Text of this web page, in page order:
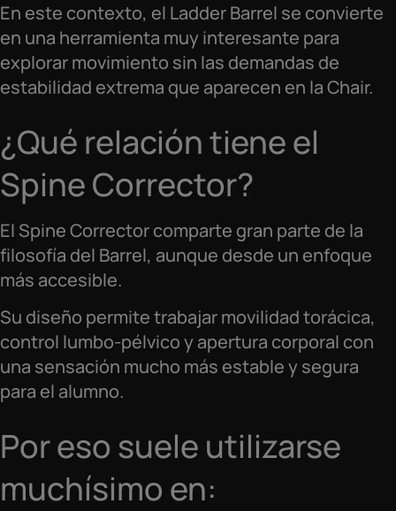
En este contexto, el Ladder Barrel se convierte
en una herramienta muy interesante para
explorar movimiento sin las demandas de
estabilidad extrema que aparecen en la Chair.
¿Qué relación tiene el
Spine Corrector?
El Spine Corrector comparte gran parte de la
filosofía del Barrel, aunque desde un enfoque
más accesible.
Su diseño permite trabajar movilidad torácica,
control lumbo-pélvico y apertura corporal con
una sensación mucho más estable y segura
para el alumno.
Por eso suele utilizarse
muchísimo en: